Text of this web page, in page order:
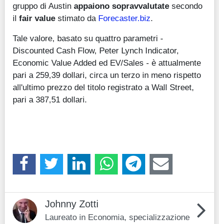
gruppo di Austin appaiono sopravvalutate secondo
il fair value stimato da Forecaster.biz.
Tale valore, basato su quattro parametri -
Discounted Cash Flow, Peter Lynch Indicator,
Economic Value Added ed EV/Sales - è attualmente
pari a 259,39 dollari, circa un terzo in meno rispetto
all'ultimo prezzo del titolo registrato a Wall Street,
pari a 387,51 dollari.
Johnny Zotti
Laureato in Economia, specializzazione